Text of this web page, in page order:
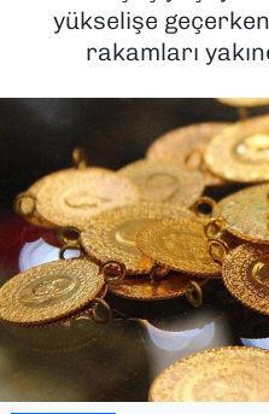
yükselişe
rakamları
SPOR
YAŞAM
YEREL YÖNETİMLER